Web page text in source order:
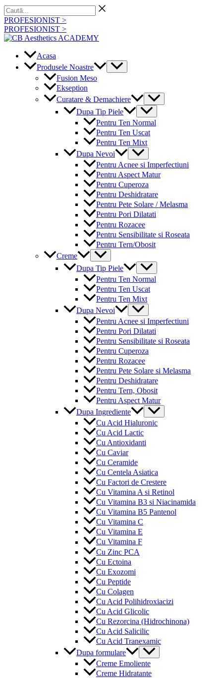
Skip
to
content
Caută...
PROFESIONIST >
PROFESIONIST >
Acasa
Produsele Noastre
Menu
Toggle
Fusion Meso
Ekseption
Curatare & Demachiere
Menu
Toggle
Dupa Tip Piele
Menu
Toggle
Pentru Ten Normal
Pentru Ten Uscat
Pentru Ten Mixt
Dupa Nevoi
Menu
Toggle
Pentru Acnee si Imperfectiuni
Pentru Aspect Matur
Pentru Cuperoza
Pentru Deshidratare
Pentru Pete Solare / Melasma
Pentru Pori Dilatati
Pentru Rozacee
Pentru Sensibilitate si Roseata
Pentru Tern/Obosit
Creme
Menu
Toggle
Dupa Tip Piele
Menu
Toggle
Pentru Ten Normal
Pentru Ten Uscat
Pentru Ten Mixt
Dupa Nevoi
Menu
Toggle
Pentru Acnee si Imperfectiuni
Pentru Pori Dilatati
Pentru Sensibilitate si Roseata
Pentru Cuperoza
Pentru Rozacee
Pentru Pete Solare si Melasma
Pentru Deshidratare
Pentru Tern, Obosit
Pentru Aspect Matur
Dupa Ingrediente
Menu
Toggle
Cu Acid Hialuronic
Cu Acid Lactic
Cu Antioxidanti
Cu Caviar
Cu Ceramide
Cu Centela Asiatica
Cu Factori de Crestere
Cu Vitamina A si Retinol
Cu Vitamina B3 si Niacinamida
Cu Vitamina B5 Pantenol
Cu Vitamina C
Cu Vitamina E
Cu Vitamina F
Cu Zinc PCA
Cu Ectoina
Cu Exozomi
Cu Peptide
Cu Colagen
Cu Acid Polihidroxiacizi
Cu Acid Glicolic
Cu Rezorcina (Hidrochinona)
Cu Acid Salicilic
Cu Acid Tranexamic
Dupa formulare
Menu
Toggle
Creme Emoliente
Creme Hidratante